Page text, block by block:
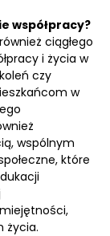
współpracy?
ciągłego
i życia w
czy
w
wspólnym
które
życia.